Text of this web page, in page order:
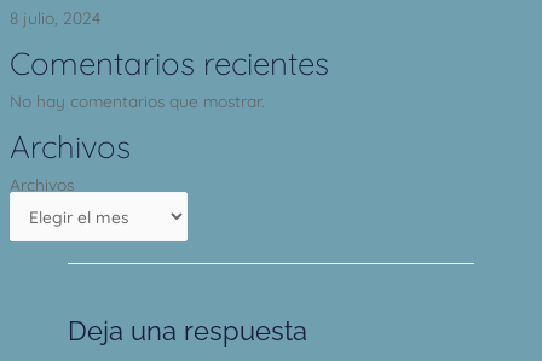
8 julio, 2024
Comentarios recientes
No hay comentarios que mostrar.
Archivos
Archivos
Deja una respuesta